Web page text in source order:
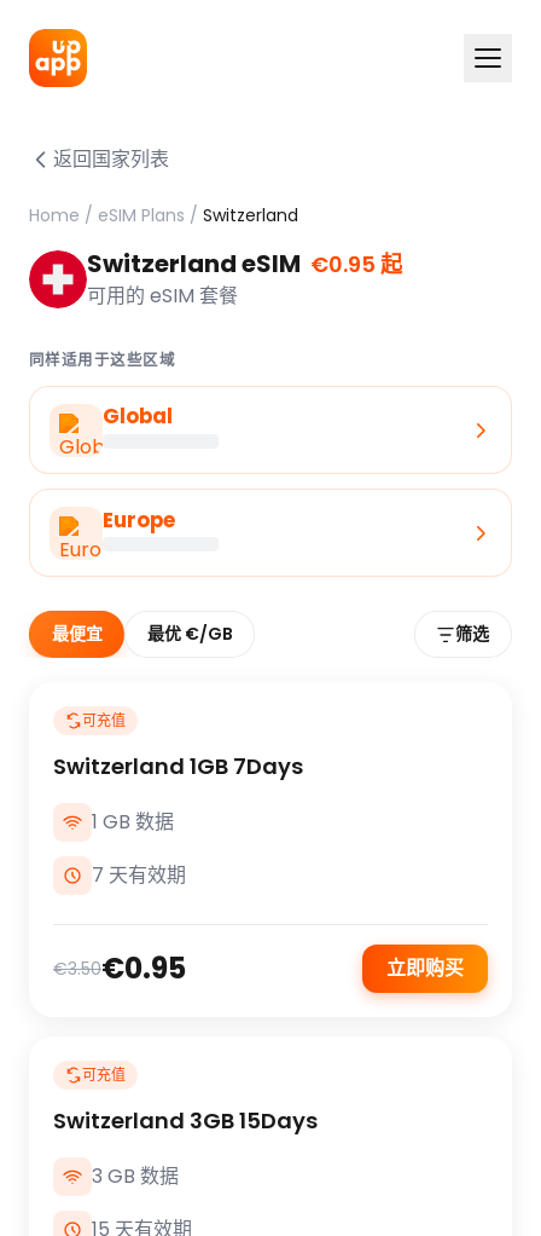
返回国家列表
Home / eSIM Plans / Switzerland
Switzerland eSIM €0.95 起
可用的 eSIM 套餐
同样适用于这些区域
Global
Europe
最便宜 最优 €/GB 筛选
可充值
Switzerland 1GB 7Days
1 GB 数据
7 天有效期
€3.50€0.95 立即购买
可充值
Switzerland 3GB 15Days
3 GB 数据
15 天有效期